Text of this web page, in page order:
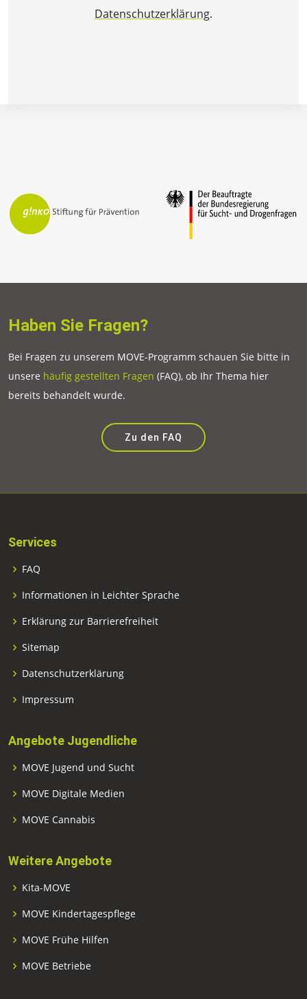
Datenschutzerklärung.
Haben Sie Fragen?
Bei Fragen zu unserem MOVE-Programm schauen Sie bitte in
unsere häufig gestellten Fragen (FAQ), ob Ihr Thema hier
bereits behandelt wurde.
Zu den FAQ
Services
FAQ
Informationen in Leichter Sprache
Erklärung zur Barrierefreiheit
Sitemap
Datenschutzerklärung
Impressum
Angebote Jugendliche
MOVE Jugend und Sucht
MOVE Digitale Medien
MOVE Cannabis
Weitere Angebote
Kita-MOVE
MOVE Kindertagespflege
MOVE Frühe Hilfen
MOVE Betriebe